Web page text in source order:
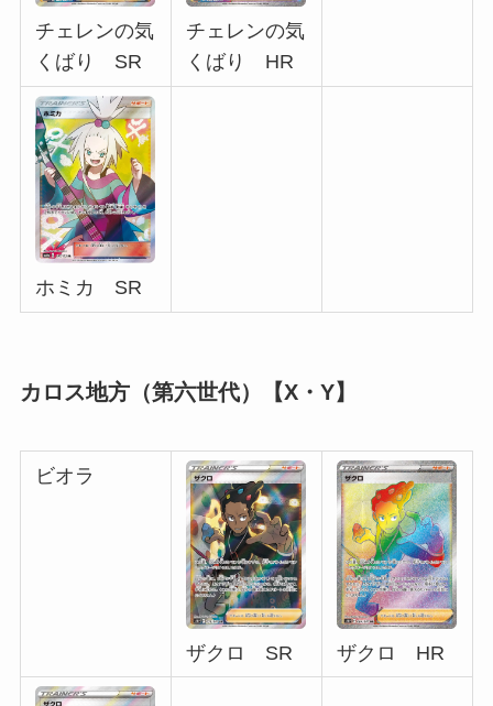
チェレンの気
くばり SR
チェレンの気
くばり HR
ホミカ SR
カロス地方（第六世代）【X・Y】
ビオラ
ザクロ SR ザクロ HR